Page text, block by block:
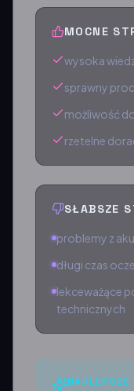
MOCNE
wysoka
sprawny
możliwość
rzetelne
SŁABSZE
problemy z
długi czas
lekceważące
technicznych
NAJLEPSZE